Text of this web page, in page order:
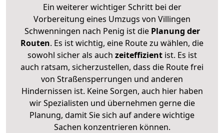
Ein weiterer wichtiger Schritt bei der
Vorbereitung eines Umzugs von Villingen
Schwenningen nach Penig ist diePlanung der
Routen. Es ist wichtig, eine Route zu wählen, die
sowohl sicher als auch zeiteffizientist. Es ist
auch ratsam, sicherzustellen, dass die Route frei
von Straßensperrungen und anderen
Hindernissen ist. Keine Sorgen, auch hier haben
wir Spezialisten und übernehmen gerne die
Planung, damit Sie sich auf andere wichtige
Sachen konzentrieren können.